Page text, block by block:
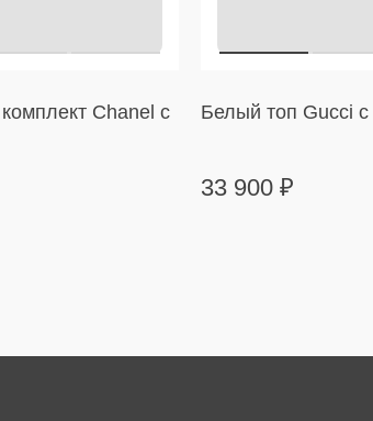
Chanel с
Белый топ Gucci с
33 900 ₽